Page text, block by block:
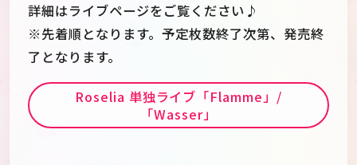
詳細はライブページをご覧ください♪
※先着順となります。予定枚数終了次第、発売終
了となります。
Roselia 単独ライブ「Flamme」/
「Wasser」